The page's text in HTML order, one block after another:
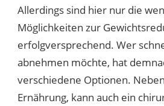
Allerdings sind hier nur die
Möglichkeiten zur
erfolgversprechend. Wer
abnehmen möchte, hat
verschiedene Optionen.
Ernährung, kann auch ein